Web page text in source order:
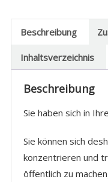
Beschreibung
Inhaltsverzeichnis
Beschreibung
Sie haben sich in
Sie können sich
konzentrieren und
öffentlich zu